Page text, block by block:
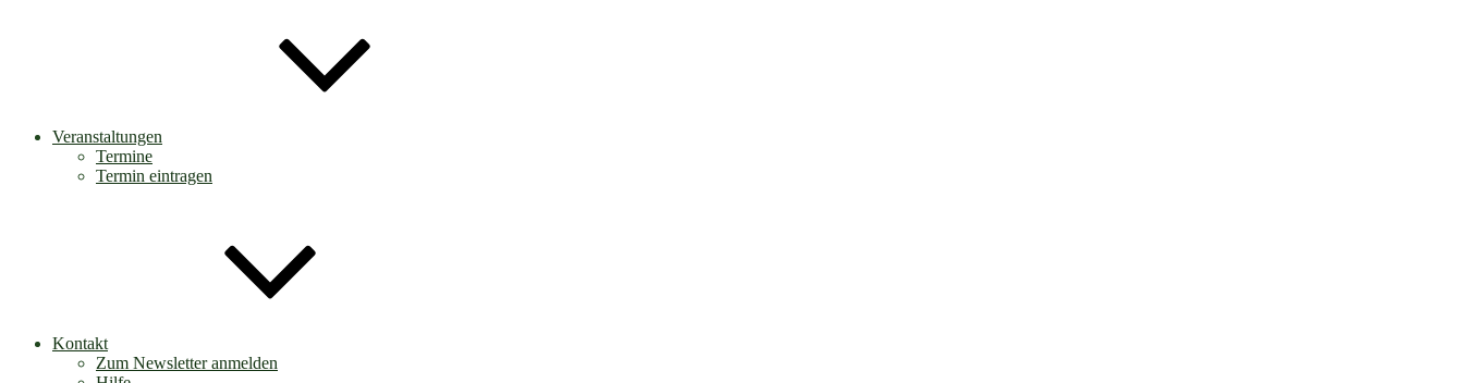
Veranstaltungen
Termine
Termin eintragen
Kontakt
Zum Newsletter anmelden